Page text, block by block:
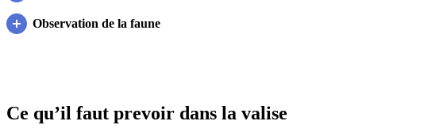
Observation de la faune
Ce qu’il faut prevoir dans la valise